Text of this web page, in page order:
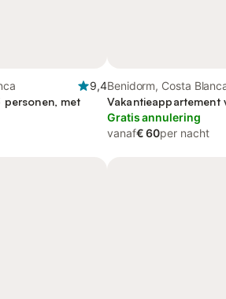
9,4
met
Benidorm, Costa
Vakantieappartement
Gratis annulering
vanaf€ 60per nacht